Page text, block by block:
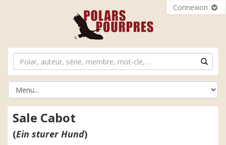
Connexion
Sale Cabot
(Ein sturer Hund)